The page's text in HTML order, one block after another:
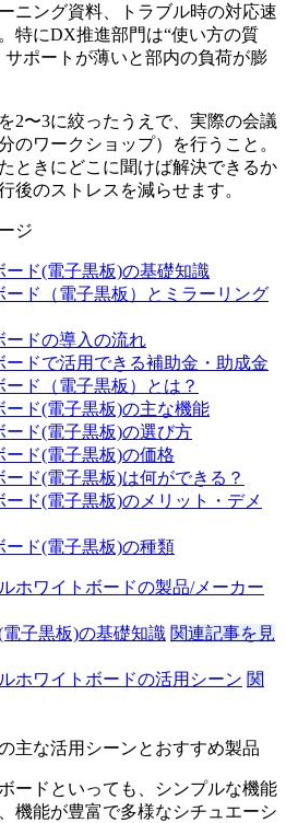
ニング資料、トラブル時の対応速
特にDX推進部門は“使い方の質
サポートが薄いと部内の負荷が膨
2〜3に絞ったうえで、実際の会議
のワークショップ）を行うこと。
ときに どこに聞けば解決できるか
後のストレスを減らせます。
ジ
ード(電子黒板)の基礎知識
ード（電子黒板）とミラーリング
ードの導入の流れ
ードで活用できる補助金・助成金
ド（電子黒板）とは？
ード(電子黒板)の主な機能
ード(電子黒板)の選び方
ド(電子黒板)の価格
ド(電子黒板)は何ができる？
ド(電子黒板)のメリット・デメ
ード(電子黒板)の種類
ホワイトボードの製品/メーカー
子黒板)の基礎知識 関連記事を見
ホワイトボードの活用シーン 関
主な活用シーンとおすすめ製品
ードといっても、シンプルな機能
機能が豊富で多様なシチュエーシ